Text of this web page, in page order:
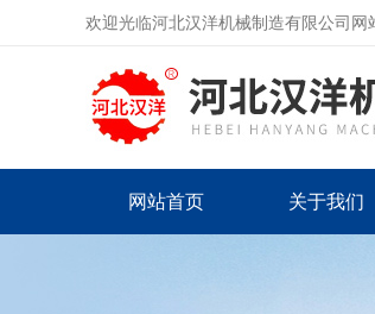
欢迎光临河北汉洋机械制造有限公司网
网站首页 关于我们